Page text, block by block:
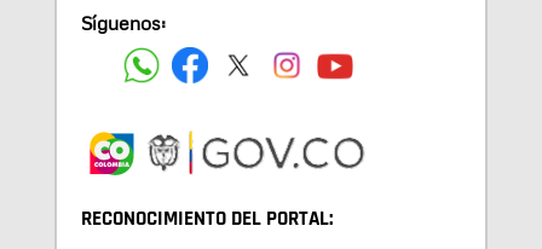
Síguenos:
RECONOCIMIENTO DEL PORTAL: